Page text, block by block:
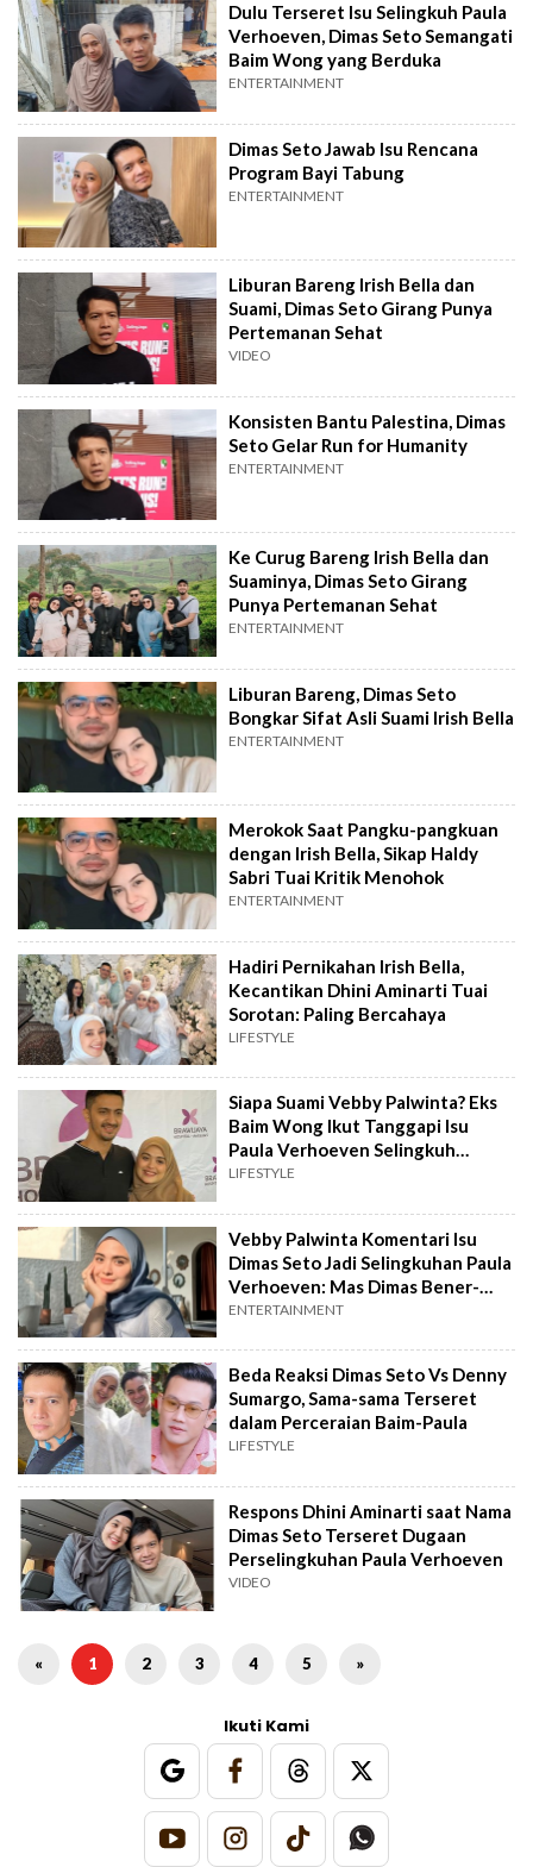
Dulu Terseret Isu Selingkuh Paula
Verhoeven, Dimas Seto Semangati
Baim Wong yang Berduka
ENTERTAINMENT
Dimas Seto Jawab Isu Rencana
Program Bayi Tabung
ENTERTAINMENT
Liburan Bareng Irish Bella dan
Suami, Dimas Seto Girang Punya
Pertemanan Sehat
VIDEO
Konsisten Bantu Palestina, Dimas
Seto Gelar Run for Humanity
ENTERTAINMENT
Ke Curug Bareng Irish Bella dan
Suaminya, Dimas Seto Girang
Punya Pertemanan Sehat
ENTERTAINMENT
Liburan Bareng, Dimas Seto
Bongkar Sifat Asli Suami Irish Bella
ENTERTAINMENT
Merokok Saat Pangku-pangkuan
dengan Irish Bella, Sikap Haldy
Sabri Tuai Kritik Menohok
ENTERTAINMENT
Hadiri Pernikahan Irish Bella,
Kecantikan Dhini Aminarti Tuai
Sorotan: Paling Bercahaya
LIFESTYLE
Siapa Suami Vebby Palwinta? Eks
Baim Wong Ikut Tanggapi Isu
Paula Verhoeven Selingkuh
dengan Dimas Seto
LIFESTYLE
Vebby Palwinta Komentari Isu
Dimas Seto Jadi Selingkuhan Paula
Verhoeven: Mas Dimas Bener-
Bener...
ENTERTAINMENT
Beda Reaksi Dimas Seto Vs Denny
Sumargo, Sama-sama Terseret
dalam Perceraian Baim-Paula
LIFESTYLE
Respons Dhini Aminarti saat Nama
Dimas Seto Terseret Dugaan
Perselingkuhan Paula Verhoeven
VIDEO
« 1 2 3 4 5 »
Ikuti Kami